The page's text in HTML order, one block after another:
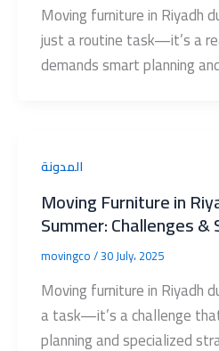
Moving furniture in Riyadh
just a routine task—it’s a
demands smart planning
المدونة
Moving Furniture in
Summer: Challenges
movingco/30 July، 2025
Moving furniture in Riyadh
a task—it’s a challenge
planning and specialized